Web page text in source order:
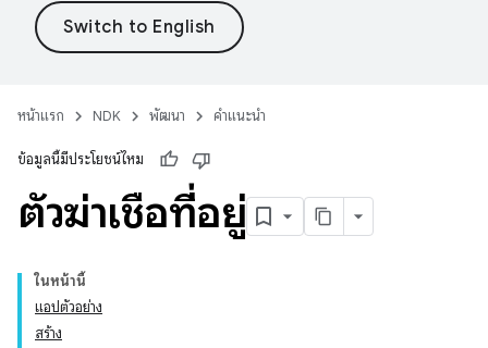
หน้าแรก NDK พัฒนา คำแนะนำ
ข้อมูลนี้มีประโยชน์ไหม
ตัวฆ่าเชื้อที่อยู่
ในหน้านี้
แอปตัวอย่าง
สร้าง